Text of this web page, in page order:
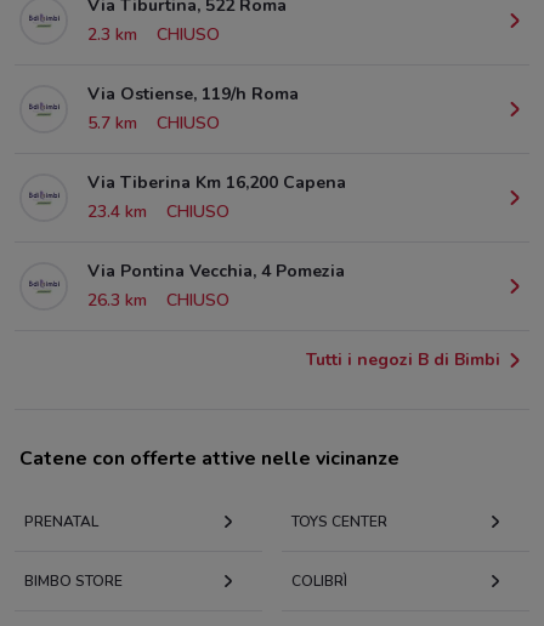
Via Tiburtina, 522 Roma
2.3 km
CHIUSO
Via Ostiense, 119/h Roma
5.7 km
CHIUSO
Via Tiberina Km 16,200 Capena
23.4 km
CHIUSO
Via Pontina Vecchia, 4 Pomezia
26.3 km
CHIUSO
Tutti i negozi B di Bimbi
Catene con offerte attive nelle vicinanze
PRENATAL TOYS CENTER
BIMBO STORE COLIBRÌ